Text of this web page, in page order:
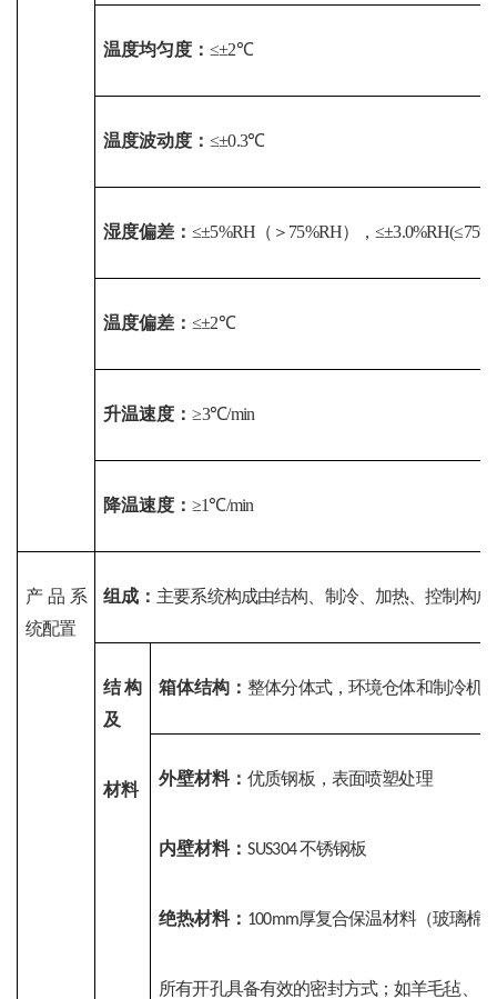
温度均匀度：≤±2℃
温度波动度：≤±0.3℃
湿度偏差：≤±5%RH（＞75%RH），
温度偏差：≤±2℃
升温速度：≥3℃/min
降温速度：≥1℃/min
产品系
统配置
组成： 主要系统构成由结构、制冷、加热、控制构成
结构
及
材料
箱体结构：整体分体式，环境仓体和制冷机
外壁材料：优质钢板，表面喷塑处理
内壁材料：SUS304 不锈钢板
绝热材料： 100mm厚复合保温材料（玻璃棉
所有开孔具备有效的密封方式；如羊毛毡、